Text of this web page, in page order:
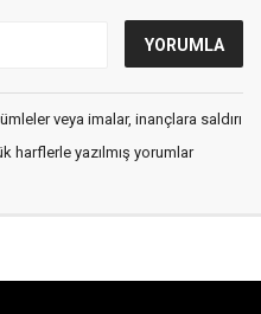
veya imalar, inançlara saldırı
harflerle yazılmış yorumlar